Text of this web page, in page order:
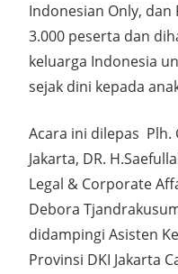
Indonesian Only, dan
3.000 peserta dan
keluarga Indonesia
sejak dini kepada
Acara ini dilepas Plh.
Jakarta, DR.
Legal & Corporate
Debora
didampingi Asisten
Provinsi DKI Jakarta